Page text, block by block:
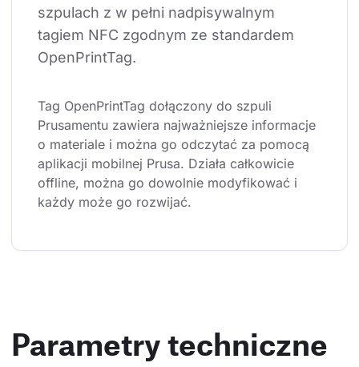
szpulach z w pełni nadpisywalnym
tagiem NFC zgodnym ze standardem
OpenPrintTag.
Tag OpenPrintTag dołączony do szpuli
Prusamentu zawiera najważniejsze informacje
o materiale i można go odczytać za pomocą
aplikacji mobilnej Prusa. Działa całkowicie
offline, można go dowolnie modyfikować i
każdy może go rozwijać.
Parametry techniczne